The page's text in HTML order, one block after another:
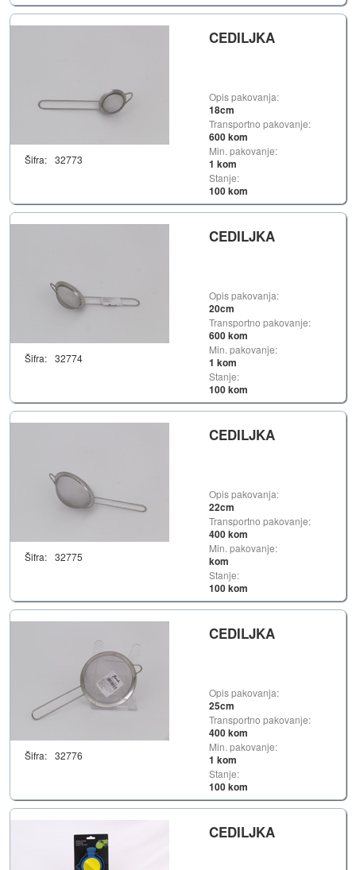
Šifra: 32773
CEDILJKA
Opis pakovanja:
18cm
Transportno pakovanje:
600 kom
Min. pakovanje:
1 kom
Stanje:
100 kom
Šifra: 32774
CEDILJKA
Opis pakovanja:
20cm
Transportno pakovanje:
600 kom
Min. pakovanje:
1 kom
Stanje:
100 kom
Šifra: 32775
CEDILJKA
Opis pakovanja:
22cm
Transportno pakovanje:
400 kom
Min. pakovanje:
kom
Stanje:
100 kom
Šifra: 32776
CEDILJKA
Opis pakovanja:
25cm
Transportno pakovanje:
400 kom
Min. pakovanje:
1 kom
Stanje:
100 kom
CEDILJKA